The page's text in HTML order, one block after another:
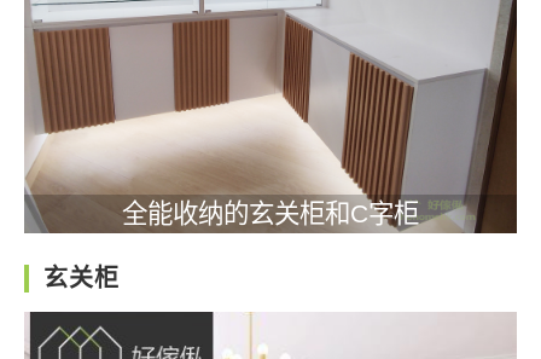
全能收纳的玄关柜和C字柜
玄关柜